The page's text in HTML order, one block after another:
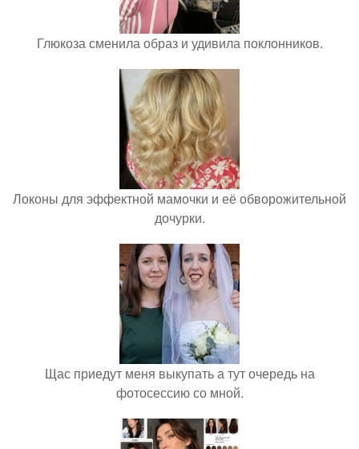
Глюкоза сменила образ и удивила поклонников.
Локоны для эффектной мамочки и её обворожительной
дочурки.
Щас приедут меня выкупать а тут очередь на
фотосессию со мной.